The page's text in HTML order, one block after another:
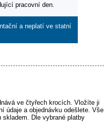
pracovní den.
a neplatí ve statní
ve čtyřech krocích. Vložíte ji
údaje a objednávku odešlete. Vše
Dle vybrané platby